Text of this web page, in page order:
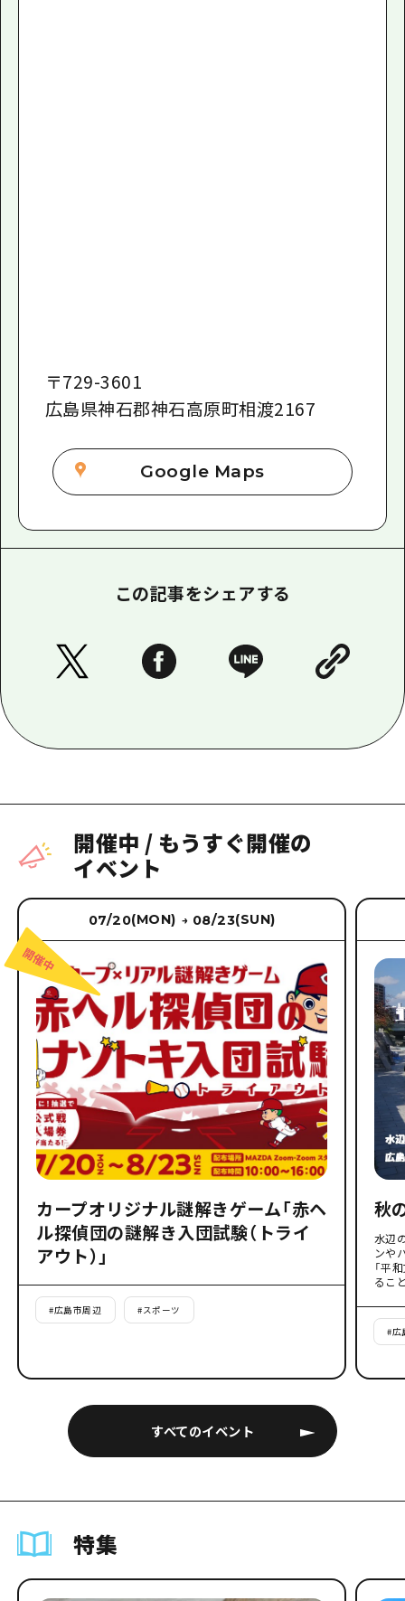
〒729-3601
広島県神石郡神石高原町相渡2167
Google Maps
この記事をシェアする
開催中 / もうすぐ開催の
イベント
すべてのイベント
07/20(MON) → 08/23(SUN)
カープオリジナル謎解きゲーム「赤ヘ
ル探偵団の謎解き入団試験（トライ
アウト）」
#広島市周辺 #スポーツ
秋
水辺
ンや
「平
るこ
#広
特集